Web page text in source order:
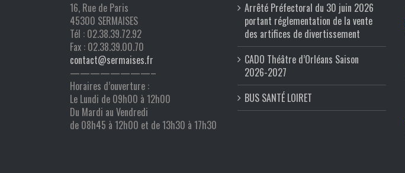
16, Rue de Paris
45300 SERMAISES
Tél : 02.38.39.72.92
Fax : 02.38.39.00.70
contact@sermaises.fr
————————–
Horaires d’ouverture :
Le Lundi de 09h00 à 12h00
Du Mardi au Vendredi
de 08h45 à 12h00 et de 13h30 à 17h30
Arrêté Préfectoral du 30 juin 2026
portant réglementation de la vente
des artifices de divertissement
CADO Théâtre d’Orléans Saison
2026-2027
BUS SANTÉ LOIRET